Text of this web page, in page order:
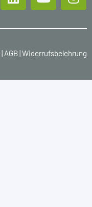
| AGB|Widerrufsbelehrung